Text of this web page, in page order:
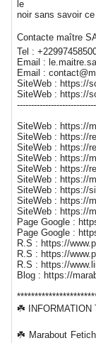
le
noir sans savoir
Contacte maître
Tel :
Email :
Email :
SiteWeb : https://
SiteWeb : https://
SiteWeb : https://
SiteWeb : https://
SiteWeb : https://
SiteWeb : https://
SiteWeb : https://
SiteWeb : https://
SiteWeb : https://
SiteWeb : https://
SiteWeb : https://
Page Google :
Page Google :
R.S : https://
R.S : https://
R.S : https://
Blog : https://
☘️ INFORMATION
☘️ Marabout